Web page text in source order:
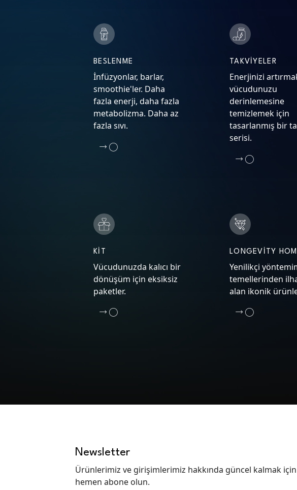
BESLENME
İnfüzyonlar, barlar,
smoothie'ler. Daha
fazla enerji, daha fazla
metabolizma. Daha az
fazla sıvı.
TAKVIYELER
Enerjinizi
vücudunuzu
derinlemesine
temizlemek için
tasarlanmış bir
serisi.
KIT
Vücudunuzda kalıcı bir
dönüşüm için eksiksiz
paketler.
LONGEVITY
Yenilikçi
temellerinden
alan ikonik
Newsletter
Ürünlerimiz ve girişimlerimiz hakkında güncel kalmak için
hemen abone olun.